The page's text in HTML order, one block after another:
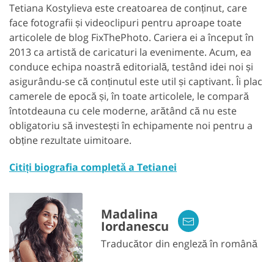
Tetiana Kostylieva este creatoarea de conținut, care
face fotografii și videoclipuri pentru aproape toate
articolele de blog FixThePhoto. Cariera ei a început în
2013 ca artistă de caricaturi la evenimente. Acum, ea
conduce echipa noastră editorială, testând idei noi și
asigurându-se că conținutul este util și captivant. Îi plac
camerele de epocă și, în toate articolele, le compară
întotdeauna cu cele moderne, arătând că nu este
obligatoriu să investești în echipamente noi pentru a
obține rezultate uimitoare.
Citiți biografia completă a Tetianei
Madalina
Iordanescu
Traducător din engleză în română